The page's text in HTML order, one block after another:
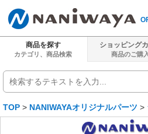
商品を探す
カテゴリ、商品検索
ショッピング
商品のご購入
TOP > NANIWAYAオリジナルパーツ >